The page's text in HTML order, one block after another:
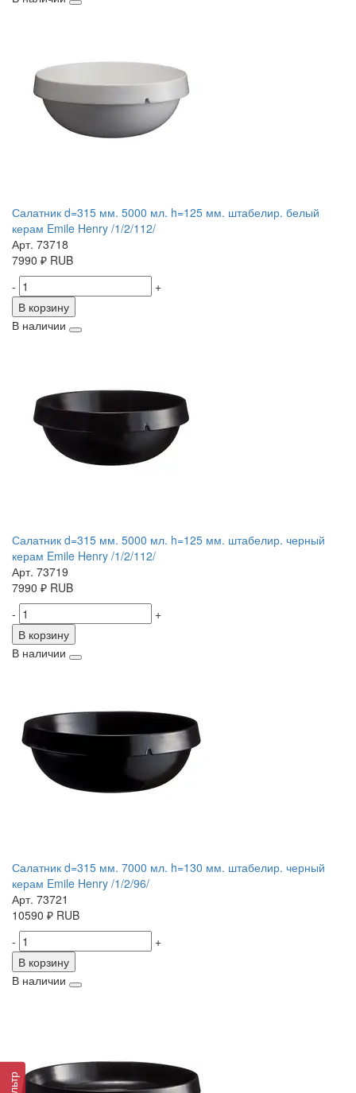
Салатник d=315 мм. 5000 мл. h=125 мм. штабелир. белый
керам Emile Henry /1/2/112/
Арт. 73718
7990 ₽ RUB
-
+
В корзину
В наличии
Салатник d=315 мм. 5000 мл. h=125 мм. штабелир. черный
керам Emile Henry /1/2/112/
Арт. 73719
7990 ₽ RUB
-
+
В корзину
В наличии
Салатник d=315 мм. 7000 мл. h=130 мм. штабелир. черный
керам Emile Henry /1/2/96/
Арт. 73721
10590 ₽ RUB
-
+
В корзину
В наличии